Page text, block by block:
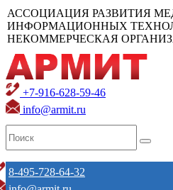
АССОЦИАЦИЯ РАЗВИТИЯ
ИНФОРМАЦИОННЫХ
НЕКОММЕРЧЕСКАЯ
+7-916-628-59-46
info@armit.ru
8-495-728-64-32